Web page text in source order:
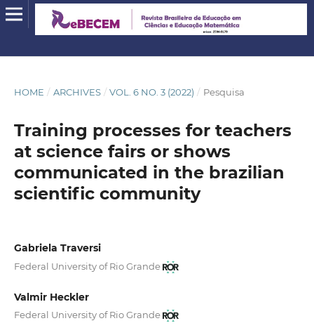
HOME / ARCHIVES / VOL. 6 NO. 3 (2022) / Pesquisa
Training processes for teachers
at science fairs or shows
communicated in the brazilian
scientific community
Gabriela Traversi
Federal University of Rio Grande
Valmir Heckler
Federal University of Rio Grande